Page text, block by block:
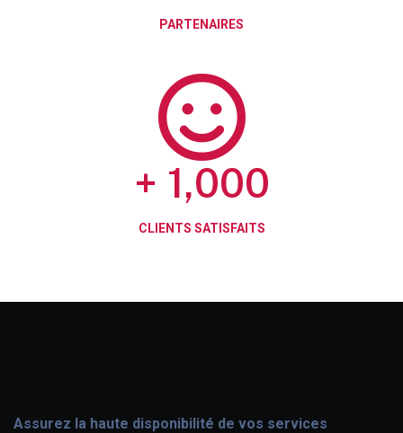
PARTENAIRES
+ 1,000
CLIENTS SATISFAITS
Assurez la haute disponibilité de vos services